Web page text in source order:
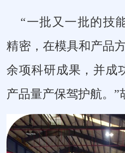
“一批又一批的技
精密，在模具和产品
余项科研成果，并成
产品量产保驾护航。”